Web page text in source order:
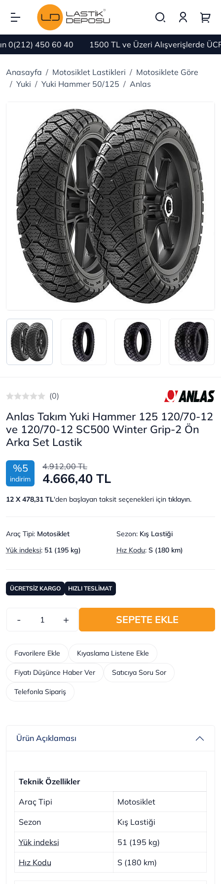
450 60 40 1500 TL ve Üzeri Alışverişlerde
Anasayfa Motosiklet Lastikleri
Motosiklete Göre
Yuki
Yuki Hammer 50/125 Anlas
(0)
Anlas Takım Yuki Hammer 125 120/70-12
ve 120/70-12 SC500 Winter Grip-2 Ön
Arka Set Lastik
%5
indirim
4.912,00 TL
4.666,40 TL
12 X 478,31 TL'den başlayan taksit seçenekleri için tıklayın.
Araç Tipi: Motosiklet Sezon: Kış Lastiği
Yük indeksi: 51 (195 kg) Hız Kodu: S (180 km)
ÜCRETSİZ KARGO HIZLI TESLİMAT
- + SEPETE EKLE
Telefonla Sipariş
Kıyaslama Listene Ekle
Favorilere Ekle
Fiyatı Düşünce Haber Ver Satıcıya Soru Sor
Ürün Açıklaması
Teknik Özellikler
Araç Tipi Motosiklet
Sezon Kış Lastiği
Yük indeksi 51 (195 kg)
Hız Kodu S (180 km)